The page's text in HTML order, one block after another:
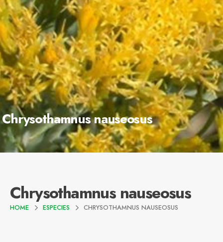
Chrysothamnus nauseosus
Chrysothamnus nauseosus
HOME ESPECIES CHRYSOTHAMNUS NAUSEOSUS